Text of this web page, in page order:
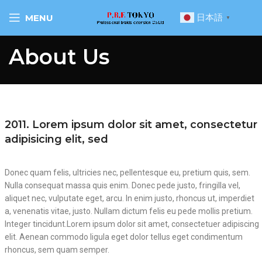
MENU 日本語 ▼
About Us
2011. Lorem ipsum dolor sit amet, consectetur
adipisicing elit, sed
Donec quam felis, ultricies nec, pellentesque eu, pretium quis, sem.
Nulla consequat massa quis enim. Donec pede justo, fringilla vel,
aliquet nec, vulputate eget, arcu. In enim justo, rhoncus ut, imperdiet
a, venenatis vitae, justo. Nullam dictum felis eu pede mollis pretium.
Integer tincidunt.Lorem ipsum dolor sit amet, consectetuer adipiscing
elit. Aenean commodo ligula eget dolor tellus eget condimentum
rhoncus, sem quam semper.